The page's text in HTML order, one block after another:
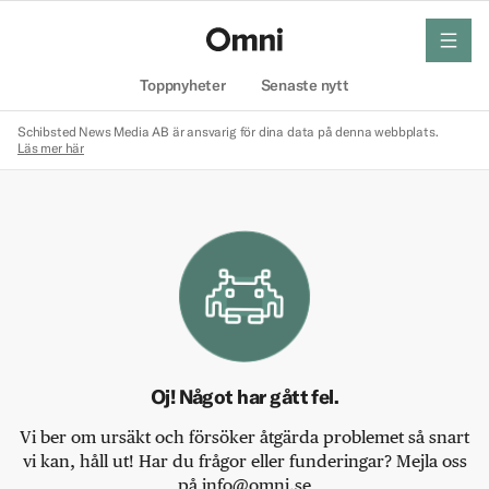
Toppnyheter Senaste nytt
meny
Schibsted News Media AB är ansvarig för dina data på denna webbplats.
Läs mer här
Oj! Något har gått fel.
Vi ber om ursäkt och försöker åtgärda problemet så snart
vi kan, håll ut! Har du frågor eller funderingar? Mejla oss